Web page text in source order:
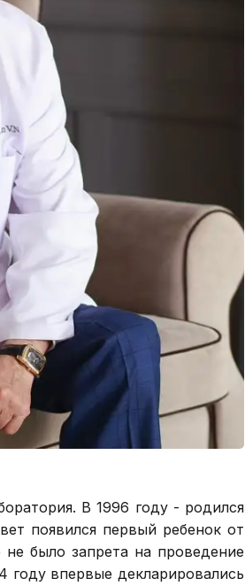
В 1996 году - родился
появился первый ребенок от
не было запрета на проведение
году впервые декларировались